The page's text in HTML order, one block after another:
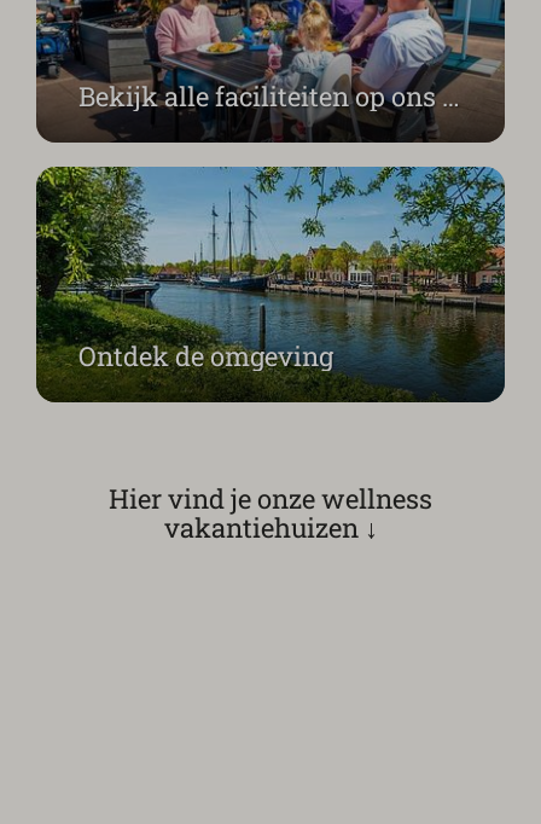
Bekijk alle faciliteiten op ons park
Ontdek de omgeving
Hier vind je onze wellness
vakantiehuizen ↓